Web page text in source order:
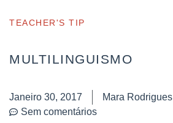
TEACHER'S TIP
MULTILINGUISMO
Janeiro 30, 2017
Mara Rodrigues
Sem comentários